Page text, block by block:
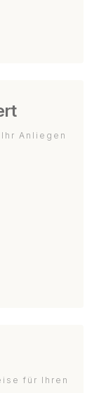
Anliegen
für Ihren